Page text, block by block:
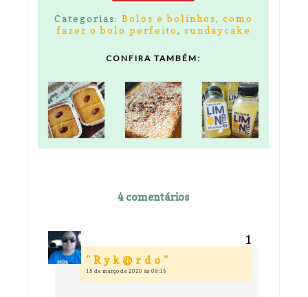
Categorias: Bolos e bolinhos, como
fazer o bolo perfeito , sundaycake
CONFIRA TAMBÉM:
4 comentários
" R y k @ r d o "
15 de março de 2020 às 09:15